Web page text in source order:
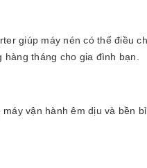
giúp máy nén có thể điều
tháng cho gia đình bạn.
vận hành êm dịu và bền bỉ